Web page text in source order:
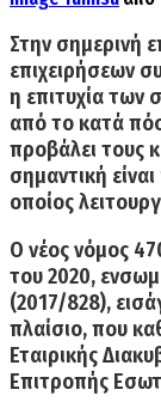
Στην σημερινή
επιχειρήσεων
η επιτυχία των
από το κατά
προβάλει τους
σημαντική
οποίος
Ο νέοςνόμος
του 2020,
(2017/828),
πλαίσιο, που
Εταιρικής
Επιτροπής